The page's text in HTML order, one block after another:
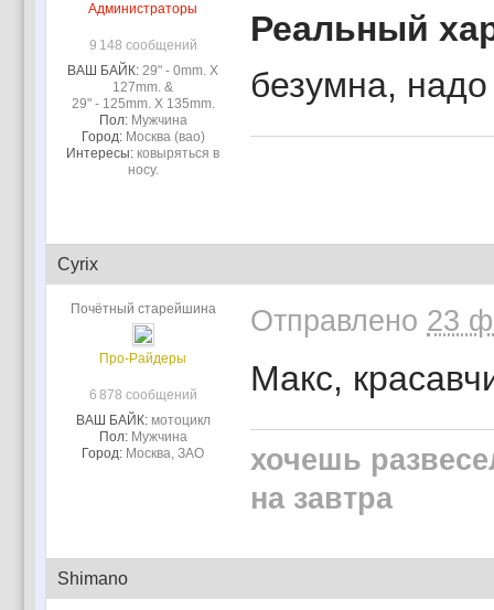
Администраторы
9 148 сообщений
ВАШ БАЙК: 29" - 0mm. X
127mm. &
29" - 125mm. X 135mm.
Пол: Мужчина
Город: Москва (вао)
Интересы: ковыряться в
носу.
Реальный
безумна,
Cyrix
Почётный старейшина
Про-Райдеры
6 878 сообщений
ВАШ БАЙК: мотоцикл
Пол: Мужчина
Город: Москва, ЗАО
Отправлено 23
Макс,
хочешь
на завтра
Shimano